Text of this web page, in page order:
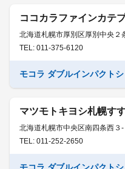
ココカラファインカテ
北海道札幌市厚別区厚別中央２
TEL: 011-375-6120
モコラ ダブルインパクトシ
マツモトキヨシ札幌す
北海道札幌市中央区南四条西３-
TEL: 011-252-2650